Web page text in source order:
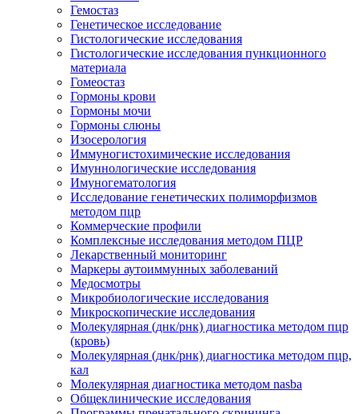
Гемостаз
Генетическое исследование
Гистологические исследования
Гистологические исследования пункционного
материала
Гомеостаз
Гормоны крови
Гормоны мочи
Гормоны слюны
Изосерология
Иммуногистохимические исследования
Имуннологические исследования
Имуногематология
Исследование генетических полиморфизмов
методом пцр
Коммерческие профили
Комплексные исследования методом ПЦР
Лекарственный мониторинг
Маркеры аутоиммунных заболеваний
Медосмотры
Микробиологические исследования
Микроскопические исследования
Молекулярная (днк/рнк) диагностика методом пцр
(кровь)
Молекулярная (днк/рнк) диагностика методом пцр,
кал
Молекулярная диагностика методом nasba
Общеклинические исследования